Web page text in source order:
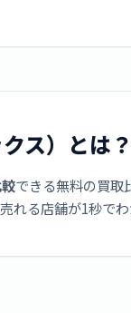
ス）とは？
できる無料の買取
る店舗が1秒でわ